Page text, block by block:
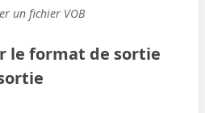
un fichier VOB
le format de sortie